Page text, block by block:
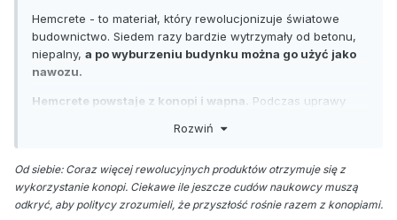
Hemcrete - to materiał, który rewolucjonizuje światowe
budownictwo. Siedem razy bardzie wytrzymały od betonu,
niepalny, a po wyburzeniu budynku można go użyć jako
nawozu.
Hemcrete powstaje z konopi i wapna.
Podczas uprawy
wytworzona przy procesie obróbki wapna. Jest to
38% CO2 odpowiada właśnie przemysł budowlany.
Liczba zastosowań Hemcrete robi wrażenie. Sprawdza się
Rozwiń
Od siebie: Coraz więcej rewolucyjnych produktów otrzymuje się z
wykorzystanie konopi. Ciekawe ile jeszcze cudów naukowcy muszą
odkryć, aby politycy zrozumieli, że przyszłość rośnie razem z konopiami.